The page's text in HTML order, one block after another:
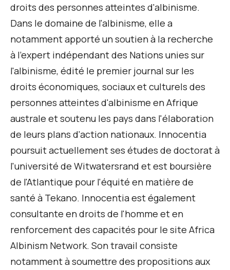
droits des personnes atteintes d'albinisme.
Dans le domaine de l'albinisme, elle a
notamment apporté un soutien à la recherche
à l'expert indépendant des Nations unies sur
l'albinisme, édité le premier journal sur les
droits économiques, sociaux et culturels des
personnes atteintes d'albinisme en Afrique
australe et soutenu les pays dans l'élaboration
de leurs plans d'action nationaux. Innocentia
poursuit actuellement ses études de doctorat à
l'université de Witwatersrand et est boursière
de l'Atlantique pour l'équité en matière de
santé à Tekano. Innocentia est également
consultante en droits de l'homme et en
renforcement des capacités pour le site Africa
Albinism Network. Son travail consiste
notamment à soumettre des propositions aux